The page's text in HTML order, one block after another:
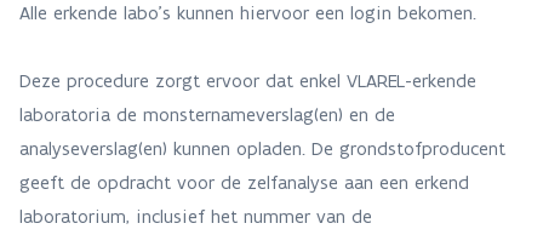
Alle erkende labo’s kunnen hiervoor een login bekomen.
Deze procedure zorgt ervoor dat enkel VLAREL-erkende
laboratoria de monsternameverslag(en) en de
analyseverslag(en) kunnen opladen. De grondstofproducent
geeft de opdracht voor de zelfanalyse aan een erkend
laboratorium, inclusief het nummer van de